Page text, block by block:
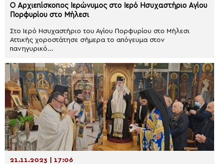
Ο Αρχιεπίσκοπος Ιερώνυμος στο Ιερό Ησυχαστήριο Αγίου
Πορφυρίου στο Μήλεσι
Στο Ιερό Ησυχαστήριο του Αγίου Πορφυρίου στο Μήλεσι
Αττικής χοροστάτησε σήμερα το απόγευμα στον
πανηγυρικό...
21.11.2023 | 17:06